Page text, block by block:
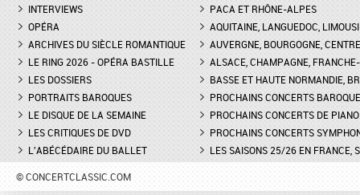
INTERVIEWS
OPÉRA
ARCHIVES DU SIÈCLE ROMANTIQUE
LE RING 2026 - OPÉRA BASTILLE
LES DOSSIERS
PORTRAITS BAROQUES
LE DISQUE DE LA SEMAINE
LES CRITIQUES DE DVD
L'ABÉCÉDAIRE DU BALLET
PACA ET RHÔNE-ALPES
AQUITAINE, LANGUEDOC,
AUVERGNE, BOURGOGNE, CENTRE
ALSACE, CHAMPAGNE,
BASSE ET HAUTE NORMANDIE,
PROCHAINS CONCERTS
PROCHAINS CONCERTS DE PIANO
PROCHAINS CONCERTS
LES SAISONS 25/26 EN FRANCE,
© CONCERTCLASSIC.COM